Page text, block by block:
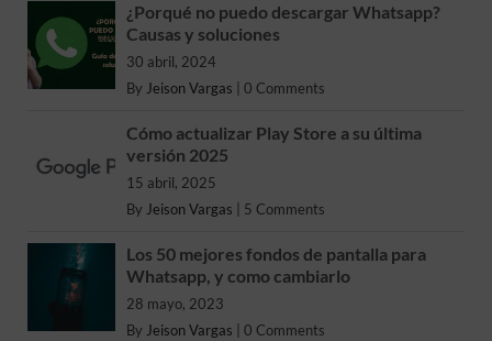
¿Porqué no puedo descargar Whatsapp?
Causas y soluciones
30 abril, 2024
By Jeison Vargas 0 Comments
Cómo actualizar Play Store a su última
versión 2025
15 abril, 2025
By Jeison Vargas 5 Comments
Los 50 mejores fondos de pantalla para
Whatsapp, y como cambiarlo
28 mayo, 2023
By Jeison Vargas 0 Comments